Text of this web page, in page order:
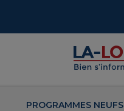
PROGRAMMES NEUFS